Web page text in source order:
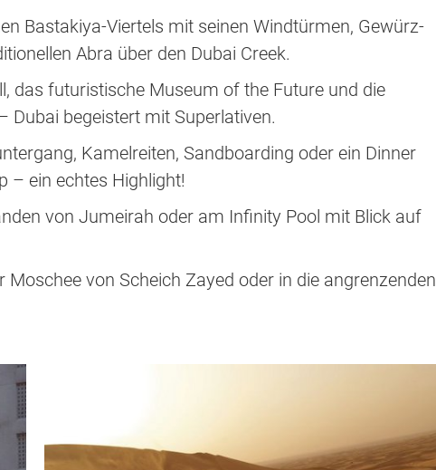
Bastakiya-Viertels mit seinen Windtürmen, Gewürz-
Abra über den Dubai Creek.
das futuristische Museum of the Future und die
Dubai begeistert mit Superlativen.
Kamelreiten, Sandboarding oder ein Dinner
– ein echtes Highlight!
von Jumeirah oder am Infinity Pool mit Blick auf
von Scheich Zayed oder in die angrenzenden